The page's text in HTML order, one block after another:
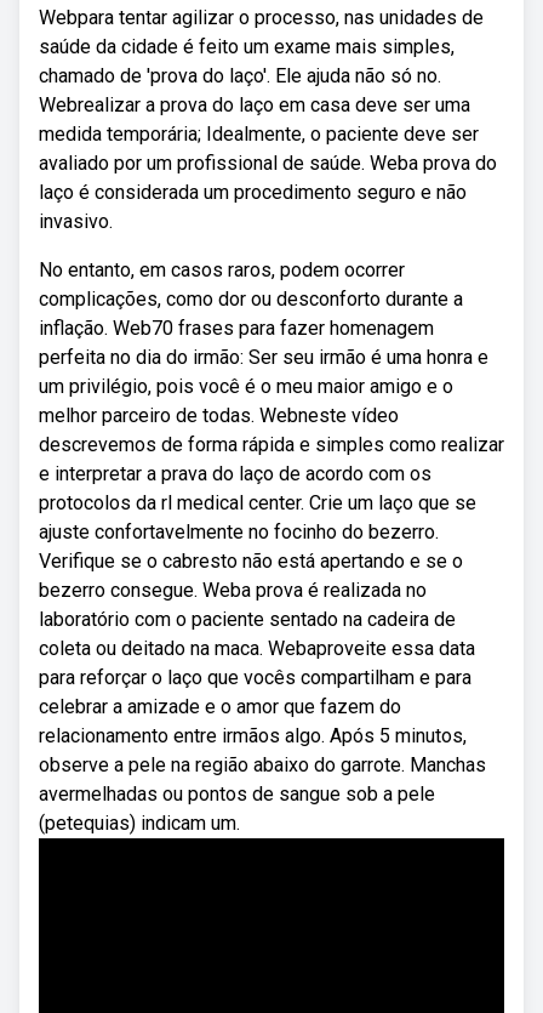
Webpara tentar agilizar o processo, nas unidades de
saúde da cidade é feito um exame mais simples,
chamado de 'prova do laço'. Ele ajuda não só no.
Webrealizar a prova do laço em casa deve ser uma
medida temporária; Idealmente, o paciente deve ser
avaliado por um profissional de saúde. Weba prova do
laço é considerada um procedimento seguro e não
invasivo.
No entanto, em casos raros, podem ocorrer
complicações, como dor ou desconforto durante a
inflação. Web70 frases para fazer homenagem
perfeita no dia do irmão: Ser seu irmão é uma honra e
um privilégio, pois você é o meu maior amigo e o
melhor parceiro de todas. Webneste vídeo
descrevemos de forma rápida e simples como realizar
e interpretar a prava do laço de acordo com os
protocolos da rl medical center. Crie um laço que se
ajuste confortavelmente no focinho do bezerro.
Verifique se o cabresto não está apertando e se o
bezerro consegue. Weba prova é realizada no
laboratório com o paciente sentado na cadeira de
coleta ou deitado na maca. Webaproveite essa data
para reforçar o laço que vocês compartilham e para
celebrar a amizade e o amor que fazem do
relacionamento entre irmãos algo. Após 5 minutos,
observe a pele na região abaixo do garrote. Manchas
avermelhadas ou pontos de sangue sob a pele
(petequias) indicam um.